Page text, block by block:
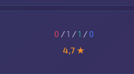
0 /1 /1 /0
4,7 ★